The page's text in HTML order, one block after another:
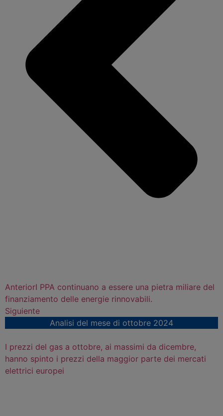
AnteriorI PPA continuano a essere una pietra miliare del
finanziamento delle energie rinnovabili.
Siguiente
Analisi del mese di ottobre 2024
I prezzi del gas a ottobre, ai massimi da dicembre,
hanno spinto i prezzi della maggior parte dei mercati
elettrici europei